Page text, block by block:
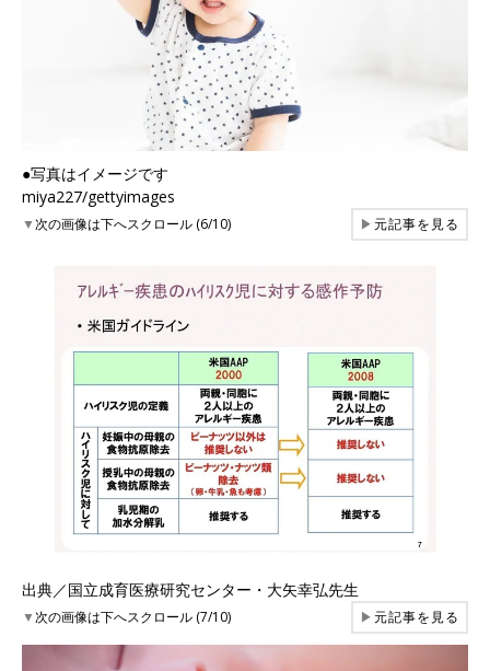
●写真はイメージです
miya227/gettyimages
▼次の画像は下へスクロール (6/10) ▶元記事を見る
出典／国立成育医療研究センター・大矢幸弘先生
▼次の画像は下へスクロール (7/10) ▶元記事を見る